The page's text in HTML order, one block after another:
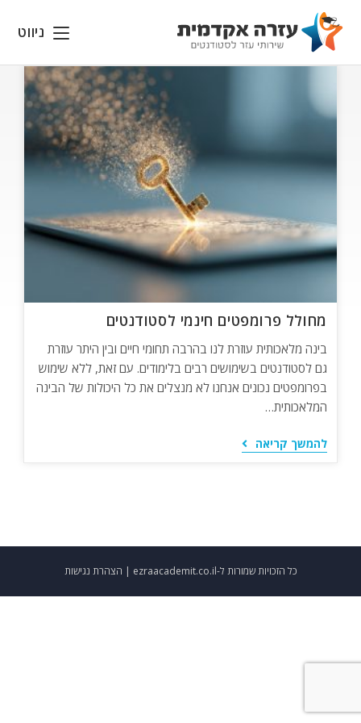
content
ניווט
מחולל פרומפטים חינמי לסטודנטים
בינה מלאכותית עוזרת לנו בהרבה תחומי חיים ובין היתר עוזרת
גם לסטודנטים בשימושים רבים בלימודים. עם זאת, ללא שימוש
בפרומפטים נכונים אנחנו לא מנצלים את כל היכולות של הבינה
המלאכותית…
להמשך קריאה מחולל
פרומפטים
כל הזכויות שמורות ל-ezraacademit.co.il | הצהרת נגישות